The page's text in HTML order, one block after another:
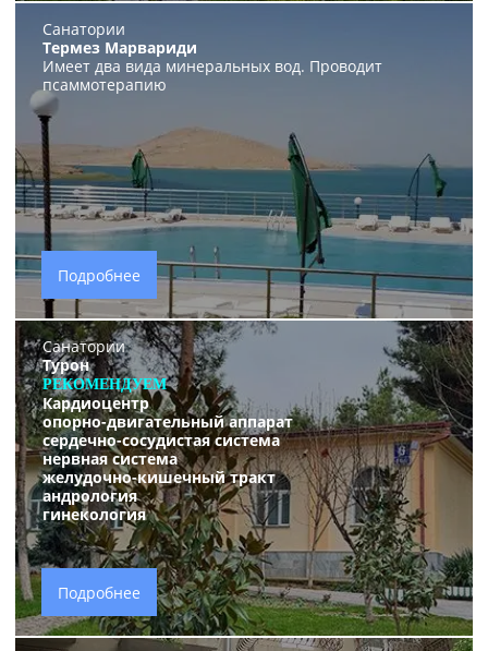
Санатории
Термез Марвариди
Имеет два вида минеральных вод. Проводит
псаммотерапию
Подробнее
Санатории
Турон
РЕКОМЕНДУЕМ
Кардиоцентр
опорно-двигательный аппарат
сердечно-сосудистая система
нервная система
желудочно-кишечный тракт
андрология
гинекология
Подробнее